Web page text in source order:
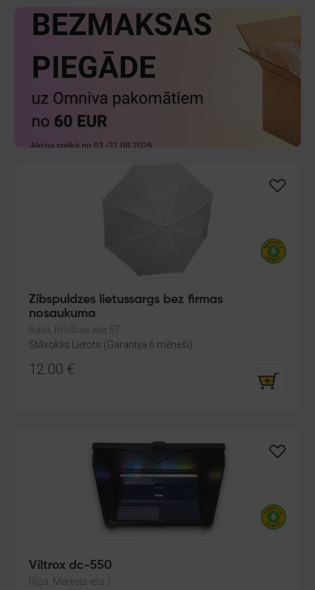
Zibspuldzes lietussargs bez firmas
nosaukuma
Balvi, Brīvības iela 57
Stāvoklis Lietots (Garantija 6 mēneši)
12.00 €
Viltrox dc-550
Rīga, Merķeļa iela 7